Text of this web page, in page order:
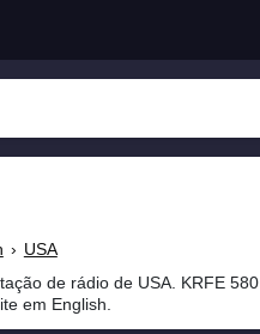
› USA
de rádio de USA. KRFE
em English.